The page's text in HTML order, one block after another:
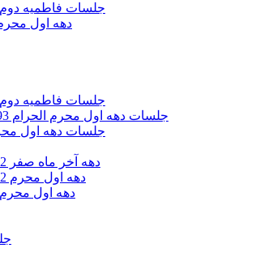
جلسات فاطميه دوم 94 - حسينيه حاج شيخ مرتضي زاهد
دهه اول محرم94 - حسینیه حاج شیخ مرتضی
جلسات فاطميه دوم 93 - حسينيه حاج شيخ مرتضي زاهد
جلسات دهه اول محرم الحرام 1393 - حسينيه حاج شيخ مرتضي زاهد
جلسات دهه اول محرم الحرام 1393
دهه آخر ماه صفر 92 - حسينيه آيت الله حق شناس (ره)
دهه اول محرم 92 - حسينيه آيت الله حق شناس (ره)
دهه اول محرم 92 - حسينيه حاج شيخ مرتضي زاهد